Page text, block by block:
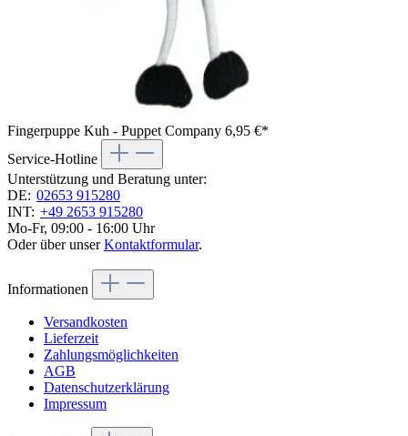
Fingerpuppe Kuh - Puppet Company 6,95 €*
Service-Hotline
Unterstützung und Beratung unter:
DE: 02653 915280
INT: +49 2653 915280
Mo-Fr, 09:00 - 16:00 Uhr
Oder über unserKontaktformular.
Informationen
Versandkosten
Lieferzeit
Zahlungsmöglichkeiten
AGB
Datenschutzerklärung
Impressum